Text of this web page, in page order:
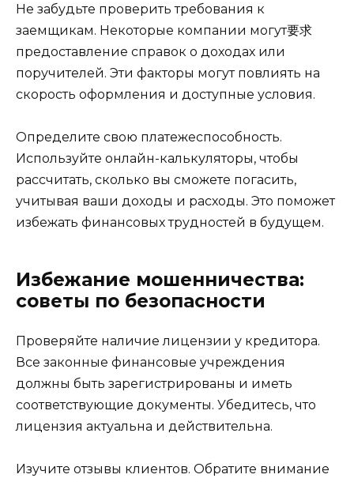
Не забудьте проверить требования к
заемщикам. Некоторые компании могут要求
предоставление справок о доходах или
поручителей. Эти факторы могут повлиять на
скорость оформления и доступные условия.
Определите свою платежеспособность.
Используйте онлайн-калькуляторы, чтобы
рассчитать, сколько вы сможете погасить,
учитывая ваши доходы и расходы. Это поможет
избежать финансовых трудностей в будущем.
Избежание мошенничества:
советы по безопасности
Проверяйте наличие лицензии у кредитора.
Все законные финансовые учреждения
должны быть зарегистрированы и иметь
соответствующие документы. Убедитесь, что
лицензия актуальна и действительна.
Изучите отзывы клиентов. Обратите внимание